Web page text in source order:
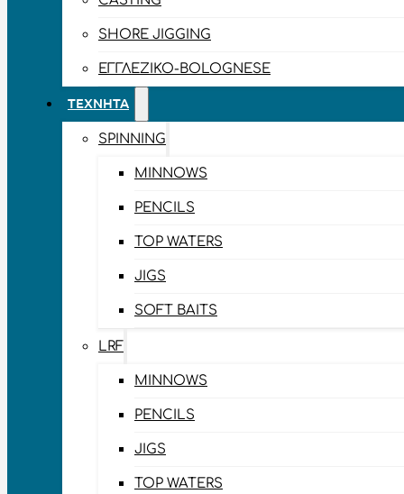
SHORE JIGGING
ΕΓΓΛΈΖΙΚΟ-BOLOGNESE
ΤΕΧΝΗΤΆ
SPINNING
MINNOWS
PENCILS
TOP WATERS
JIGS
SOFT BAITS
LRF
MINNOWS
PENCILS
JIGS
TOP WATERS